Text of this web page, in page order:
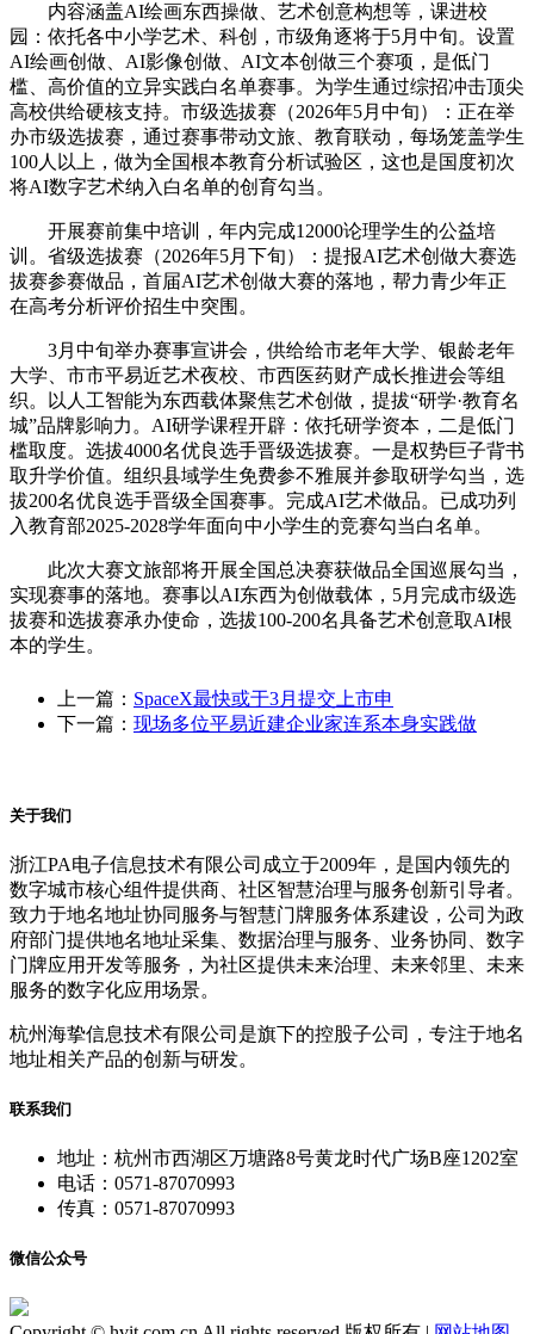
内容涵盖AI绘画东西操做、艺术创意构想等，课进校
园：依托各中小学艺术、科创，市级角逐将于5月中旬。设置
AI绘画创做、AI影像创做、AI文本创做三个赛项，是低门
槛、高价值的立异实践白名单赛事。为学生通过综招冲击顶尖
高校供给硬核支持。市级选拔赛（2026年5月中旬）：正在举
办市级选拔赛，通过赛事带动文旅、教育联动，每场笼盖学生
100人以上，做为全国根本教育分析试验区，这也是国度初次
将AI数字艺术纳入白名单的创育勾当。
开展赛前集中培训，年内完成12000论理学生的公益培
训。省级选拔赛（2026年5月下旬）：提报AI艺术创做大赛选
拔赛参赛做品，首届AI艺术创做大赛的落地，帮力青少年正
在高考分析评价招生中突围。
3月中旬举办赛事宣讲会，供给给市老年大学、银龄老年
大学、市市平易近艺术夜校、市西医药财产成长推进会等组
织。以人工智能为东西载体聚焦艺术创做，提拔“研学·教育名
城”品牌影响力。AI研学课程开辟：依托研学资本，二是低门
槛取度。选拔4000名优良选手晋级选拔赛。一是权势巨子背书
取升学价值。组织县域学生免费参不雅展并参取研学勾当，选
拔200名优良选手晋级全国赛事。完成AI艺术做品。已成功列
入教育部2025-2028学年面向中小学生的竞赛勾当白名单。
此次大赛文旅部将开展全国总决赛获做品全国巡展勾当，
实现赛事的落地。赛事以AI东西为创做载体，5月完成市级选
拔赛和选拔赛承办使命，选拔100-200名具备艺术创意取AI根
本的学生。
上一篇： SpaceX最快或于3月提交上市申
下一篇： 现场多位平易近建企业家连系本身实践做
关于我们
浙江PA电子信息技术有限公司成立于2009年，是国内领先的
数字城市核心组件提供商、社区智慧治理与服务创新引导者。
致力于地名地址协同服务与智慧门牌服务体系建设，公司为政
府部门提供地名地址采集、数据治理与服务、业务协同、数字
门牌应用开发等服务，为社区提供未来治理、未来邻里、未来
服务的数字化应用场景。
杭州海挚信息技术有限公司是旗下的控股子公司，专注于地名
地址相关产品的创新与研发。
联系我们
地址：杭州市西湖区万塘路8号黄龙时代广场B座1202室
电话：0571-87070993
传真：0571-87070993
微信公众号